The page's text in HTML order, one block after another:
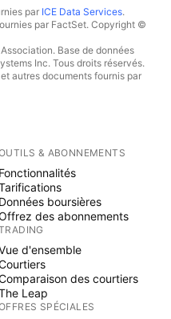
par ICE Data Services.
par FactSet. Copyright ©
Base de données
Inc. Tous droits réservés.
autres documents fournis par
& ABONNEMENTS
Fonctionnalités
Données boursières
des abonnements
d'ensemble
des courtiers
Leap
SPÉCIALES